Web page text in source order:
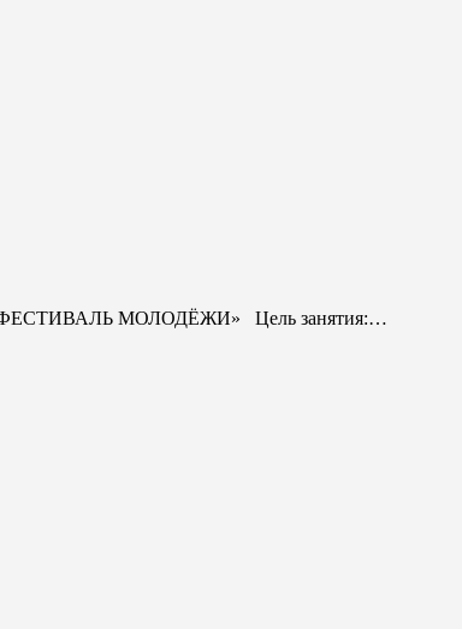
ФЕСТИВАЛЬ МОЛОДЁЖИ» Цель занятия:…